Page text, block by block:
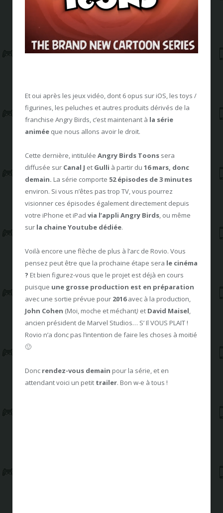
Et oui après les jeux vidéo, dont 6 opus sur iOS, les toys /
figurines, les peluches et autres produits dérivés de la
franchise Angry Birds, c’est maintenant à la série
animée que nous allons avoir le droit.
Cette dernière, intitulée Angry Birds Toons sera
diffusée sur Canal J et Gulli à partir du 16 mars, donc
demain. La série comporte 52 épisodes de 3 minutes
environ. Si vous n’êtes pas trop TV, vous pourrez
visionner ces épisodes également directement depuis
votre iPhone et iPad via l’appli Angry Birds, ou même
sur la chaine Youtube dédiée.
Voilà encore une flèche de plus à l’arc de Rovio. Vous
pensez peut être que la prochaine étape sera le cinéma
? Et bien figurez-vous que le projet est déjà en cours
puisque une grosse production est en préparation
avec une sortie prévue pour 2016avec à la production,
John Cohen (Moi, moche et méchant) et David Maisel,
ancien président de Marvel Studios… S’ Il VOUS PLAIT !
Rovio n’a donc pas l’intention de faire les choses à moitié
🙂
Donc rendez-vous demain pour la série, et en
attendant voici un petit trailer. Bon w-e à tous !